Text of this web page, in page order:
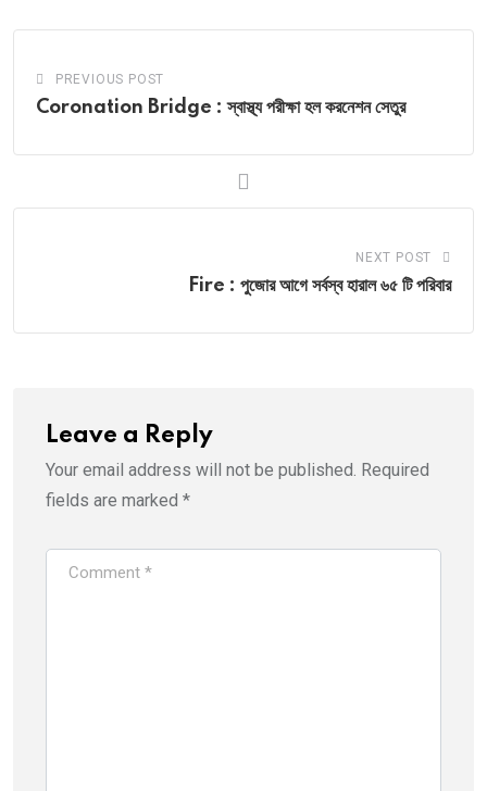
PREVIOUS POST
Coronation Bridge : স্বাস্থ্য পরীক্ষা হল করনেশন সেতুর
NEXT POST
Fire : পুজোর আগে সর্বস্ব হারাল ৬৫ টি পরিবার
Leave a Reply
Your email address will not be published. Required
fields are marked *